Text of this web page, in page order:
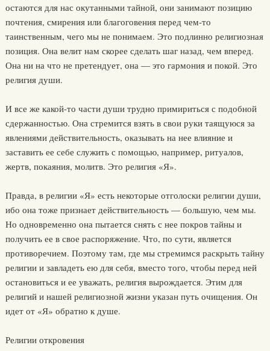
остаются для нас окутанными тайной, они занимают позицию
почтения, сми­рения или благоговения перед чем-то
таинственным, чего мы не по­нимаем. Это подлинно религиозная
позиция. Она велит нам скорее сделать шаг назад, чем вперед.
Она ни на что не претендует, она — это гармония и покой. Это
религия души.
И все же какой-то части души трудно примириться с подобной
сдержанностью. Она стремится взять в свои руки таящуюся за
явле­ниями действительность, оказывать на нее влияние и
заставить ее себе служить с помощью, например, ритуалов,
жертв, покаяния, молитв. Это религия «Я».
Правда, в религии «Я» есть некоторые отголоски религии души,
ибо она тоже признает действительность — большую, чем мы.
Но од­новременно она пытается снять с нее покров тайны и
получить ее в свое распоряжение. Что, по сути, является
противоречием. Поэтому там, где мы стремимся раскрыть тайну
религии и завладеть ею для себя, вместо того, чтобы перед ней
остановиться и ее уважать, рели­гия вырождается. Этим для
религий и нашей религиозной жизни ука­зан путь очищения. Он
идет от «Я» обратно к душе.
Религии откровения